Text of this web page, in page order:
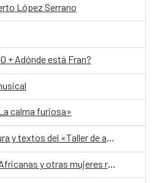
López Serrano
+ Adónde está Fran?
calma furiosa»
Presentación de escritura y textos del «Taller de autobiografía para mujeres 70+»
Presentación de libro «Africanas y otras mujeres racializadas»